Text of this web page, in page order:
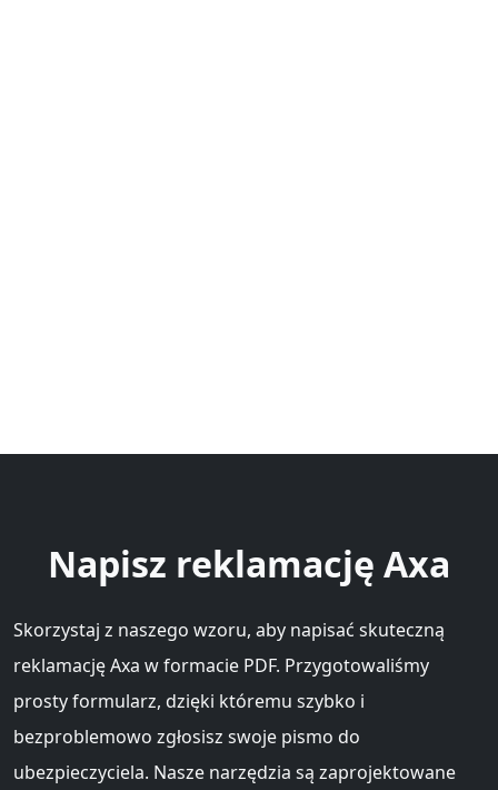
Napisz reklamację Axa
Skorzystaj z naszego wzoru, aby napisać skuteczną
reklamację Axa w formacie PDF. Przygotowaliśmy
prosty formularz, dzięki któremu szybko i
bezproblemowo zgłosisz swoje pismo do
ubezpieczyciela. Nasze narzędzia są zaprojektowane